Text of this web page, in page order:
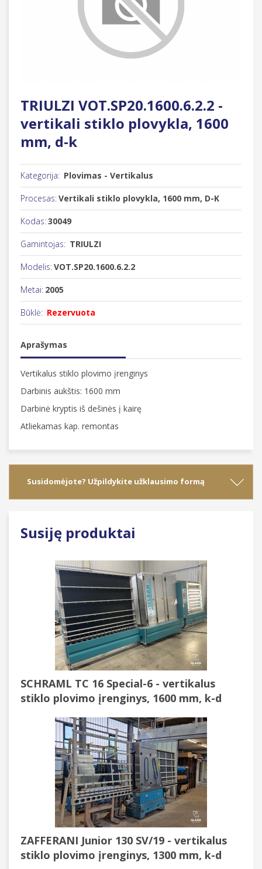
TRIULZI VOT.SP20.1600.6.2.2 -
vertikali stiklo plovykla, 1600
mm, d-k
Kategorija: Plovimas - Vertikalus
Procesas:Vertikali stiklo plovykla, 1600 mm, D-K
Kodas:30049
Gamintojas: TRIULZI
Modelis:VOT.SP20.1600.6.2.2
Metai: 2005
Būklė: Rezervuota
Aprašymas
Vertikalus stiklo plovimo įrenginys
Darbinis aukštis: 1600 mm
Darbinė kryptis iš dešinės į kairę
Atliekamas kap. remontas
Susidomėjote? Užpildykite užklausimo formą
Susiję produktai
SCHRAML TC 16 Special-6 - vertikalus
stiklo plovimo įrenginys, 1600 mm, k-d
ZAFFERANI Junior 130 SV/19 - vertikalus
stiklo plovimo įrenginys, 1300 mm, k-d